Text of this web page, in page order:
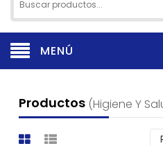
MENÚ
Productos (higiene Y